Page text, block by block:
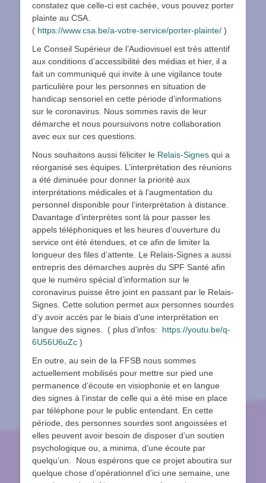
constatez que celle-ci est cachée, vous pouvez porter
plainte au CSA.
( https://www.csa.be/a-votre-service/porter-plainte/ )
Le Conseil Supérieur de l’Audiovisuel est très attentif
aux conditions d’accessibilité des médias et hier, il a
fait un communiqué qui invite à une vigilance toute
particulière pour les personnes en situation de
handicap sensoriel en cette période d’informations
sur le coronavirus. Nous sommes ravis de leur
démarche et nous poursuivons notre collaboration
avec eux sur ces questions.
Nous souhaitons aussi féliciter le Relais-Signes qui a
réorganisé ses équipes. L’interprétation des réunions
a été diminuée pour donner la priorité aux
interprétations médicales et à l’augmentation du
personnel disponible pour l’interprétation à distance.
Davantage d’interprètes sont là pour passer les
appels téléphoniques et les heures d’ouverture du
service ont été étendues, et ce afin de limiter la
longueur des files d’attente. Le Relais-Signes a aussi
entrepris des démarches auprès du SPF Santé afin
que le numéro spécial d’information sur le
coronavirus puisse être joint en passant par le Relais-
Signes. Cette solution permet aux personnes sourdes
d’y avoir accès par le biais d’une interprétation en
langue des signes. ( plus d'infos: https://youtu.be/q-
6U56U6uZc )
En outre, au sein de la FFSB nous sommes
actuellement mobilisés pour mettre sur pied une
permanence d’écoute en visiophonie et en langue
des signes à l’instar de celle qui a été mise en place
par téléphone pour le public entendant. En cette
période, des personnes sourdes sont angoissées et
elles peuvent avoir besoin de disposer d’un soutien
psychologique ou, a minima, d’une écoute par
quelqu’un. Nous espérons que ce projet aboutira sur
quelque chose d’opérationnel d’ici une semaine, une